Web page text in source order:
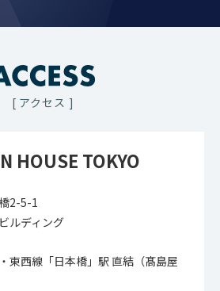
[ アクセス ]
HOUSE TOKYO
2-5-1
ルディング
東西線「日本橋」駅 直結（髙島屋